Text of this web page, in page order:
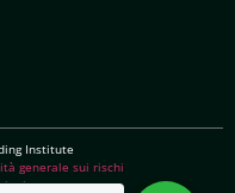
Institute
generale sui rischi